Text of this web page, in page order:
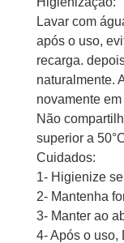
Lavar com
após o uso,
recarga.
naturalmente.
novamente
Não
superior a
Cuidados:
1- Higienize
2- Mantenha
3- Manter ao
4- Após o uso,